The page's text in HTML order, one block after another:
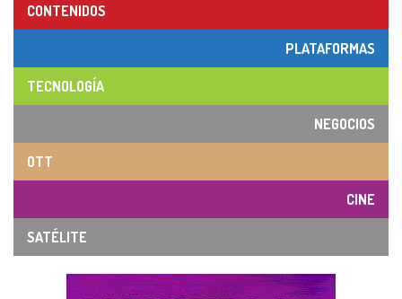
CONTENIDOS
PLATAFORMAS
TECNOLOGÍA
NEGOCIOS
OTT
CINE
SATÉLITE